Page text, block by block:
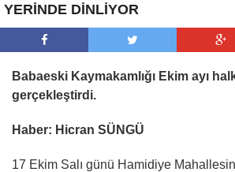
YERİNDE DİNLİYOR
Babaeski Kaymakamlığı Ekim ayı
gerçekleştirdi.
Haber: Hicran SÜNGÜ
17 Ekim Salı günü Hamidiye